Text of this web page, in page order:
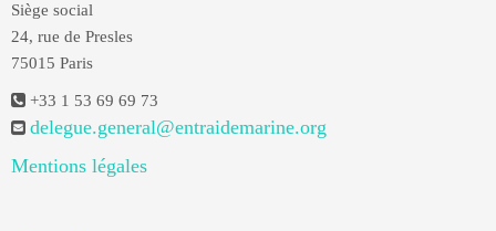
Siège social
24, rue de Presles
75015 Paris
+33 1 53 69 69 73
delegue.general@entraidemarine.org
Mentions légales